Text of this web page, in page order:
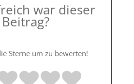
war dieser
Beitrag?
Sterne um zu bewerten!